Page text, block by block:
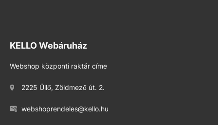
KELLO Webáruház
Webshop központi raktár címe
2225 Üllő, Zöldmező út. 2.
webshoprendeles@kello.hu